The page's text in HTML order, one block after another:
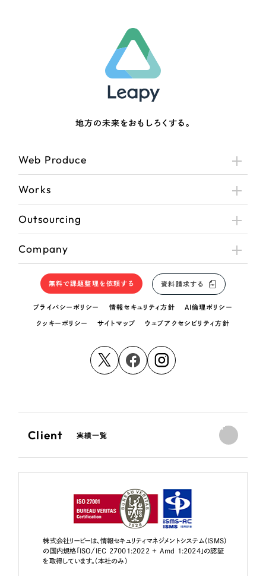
地方の未来をおもしろくする。
Web Produce
Works
Outsourcing
Company
無料で課題整理を依頼する 資料請求する
プライバシーポリシー 情報セキュリティ方針 AI倫理ポリシー
クッキーポリシー サイトマップ ウェブアクセシビリティ方針
Client 実績一覧
株式会社リーピーは、情報セキュリティマネジメントシステム（ISMS）
の国内規格「ISO/IEC 27001:2022 + Amd 1:2024」の認証
を取得しています。（本社のみ）